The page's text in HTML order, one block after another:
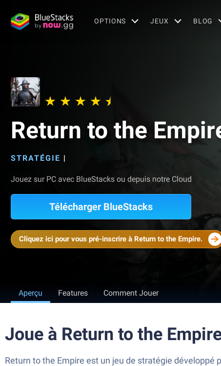
OPTIONS JEUX BLOG
Return to the
STRATÉGIE |
Jouez sur PC avec BlueStacks ou depuis notre Cloud
Télécharger BlueStacks
Cliquez ici pour vous pré-inscrire à Return to the Empire.
Aperçu Features Comment Jouer
Joue à Return to the
Return to the Empire est un jeu de stratégie développé